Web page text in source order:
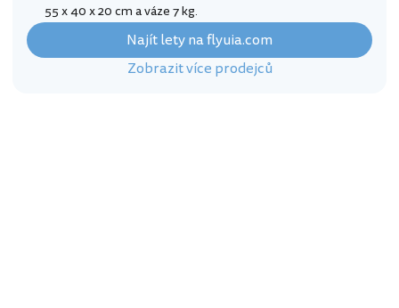
55 x 40 x 20 cm a váze 7 kg.
Najít lety na flyuia.com
Zobrazit více prodejců